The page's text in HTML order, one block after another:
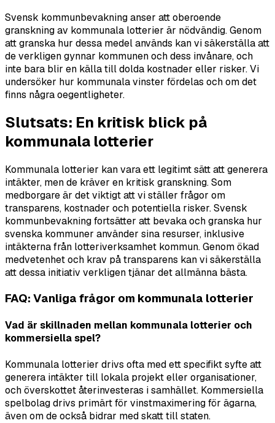
Svensk kommunbevakning anser att oberoende
granskning av kommunala lotterier är nödvändig. Genom
att granska hur dessa medel används kan vi säkerställa att
de verkligen gynnar kommunen och dess invånare, och
inte bara blir en källa till dolda kostnader eller risker. Vi
undersöker hur kommunala vinster fördelas och om det
finns några oegentligheter.
Slutsats: En kritisk blick på
kommunala lotterier
Kommunala lotterier kan vara ett legitimt sätt att generera
intäkter, men de kräver en kritisk granskning. Som
medborgare är det viktigt att vi ställer frågor om
transparens, kostnader och potentiella risker. Svensk
kommunbevakning fortsätter att bevaka och granska hur
svenska kommuner använder sina resurser, inklusive
intäkterna från lotteriverksamhet kommun. Genom ökad
medvetenhet och krav på transparens kan vi säkerställa
att dessa initiativ verkligen tjänar det allmänna bästa.
FAQ: Vanliga frågor om kommunala lotterier
Vad är skillnaden mellan kommunala lotterier och
kommersiella spel?
Kommunala lotterier drivs ofta med ett specifikt syfte att
generera intäkter till lokala projekt eller organisationer,
och överskottet återinvesteras i samhället. Kommersiella
spelbolag drivs primärt för vinstmaximering för ägarna,
även om de också bidrar med skatt till staten.